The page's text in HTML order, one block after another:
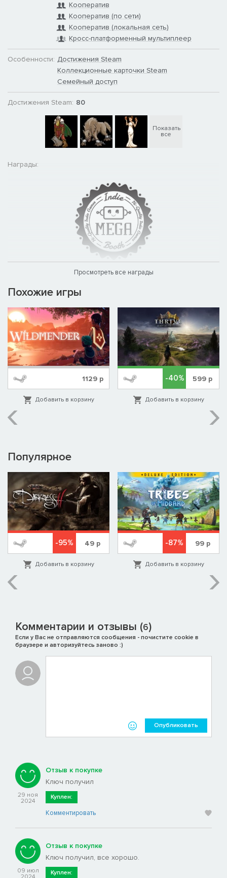
Кооператив
Кооператив (по сети)
Кооператив (локальная сеть)
Кросс-платформенный мультиплеер
Особенности: Достижения Steam
Коллекционные карточки Steam
Семейный доступ
Достижения Steam: 80
Показать
все
Награды:
Просмотреть все награды
Похожие игры
1129р
Добавить в корзину
-40% 599 р
Добавить в корзину
Популярное
-95% 49 р
Добавить в корзину
-87% 99р
Добавить в корзину
Комментарии и отзывы (6)
Если у Вас не отправляются сообщения - почистите cookie в
браузере и авторизуйтесь заново :)
Опубликовать
29 ноя
2024
Отзыв к покупке
Ключ получил
Куплен:
Комментировать
09 июл
Отзыв к покупке
Ключ получил, все хорошо.
Куплен: